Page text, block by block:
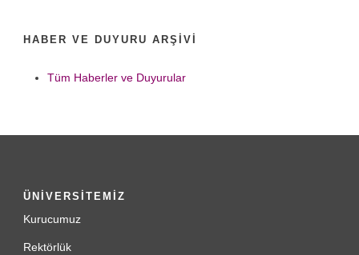
HABER VE DUYURU ARŞIVI
Tüm Haberler ve Duyurular
ÜNİVERSİTEMİZ
Kurucumuz
Rektörlük